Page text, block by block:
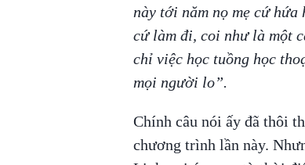
này tới năm nọ mẹ cứ
cứ làm đi, coi như là một
chỉ việc học tuồng học
mọi người lo”.
Chính câu nói ấy đã thôi
chương trình lần này.